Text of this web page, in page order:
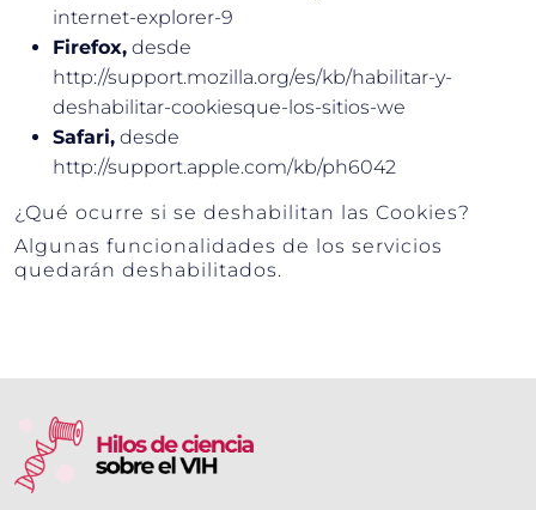
internet-explorer-9
Firefox, desde
http://support.mozilla.org/es/kb/habilitar-y-
deshabilitar-cookiesque-los-sitios-we
Safari, desde
http://support.apple.com/kb/ph6042
¿Qué ocurre si se deshabilitan las Cookies?
Algunas funcionalidades de los servicios
quedarán deshabilitados.